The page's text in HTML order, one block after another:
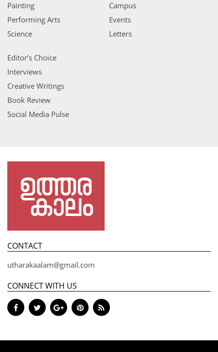
Painting
Performing Arts
Science
Campus
Events
Letters
Editor’s Choice
Interviews
Creative Writings
Book Review
Social Media Pulse
CONTACT
utharakaalam@gmail.com
CONNECT WITH US